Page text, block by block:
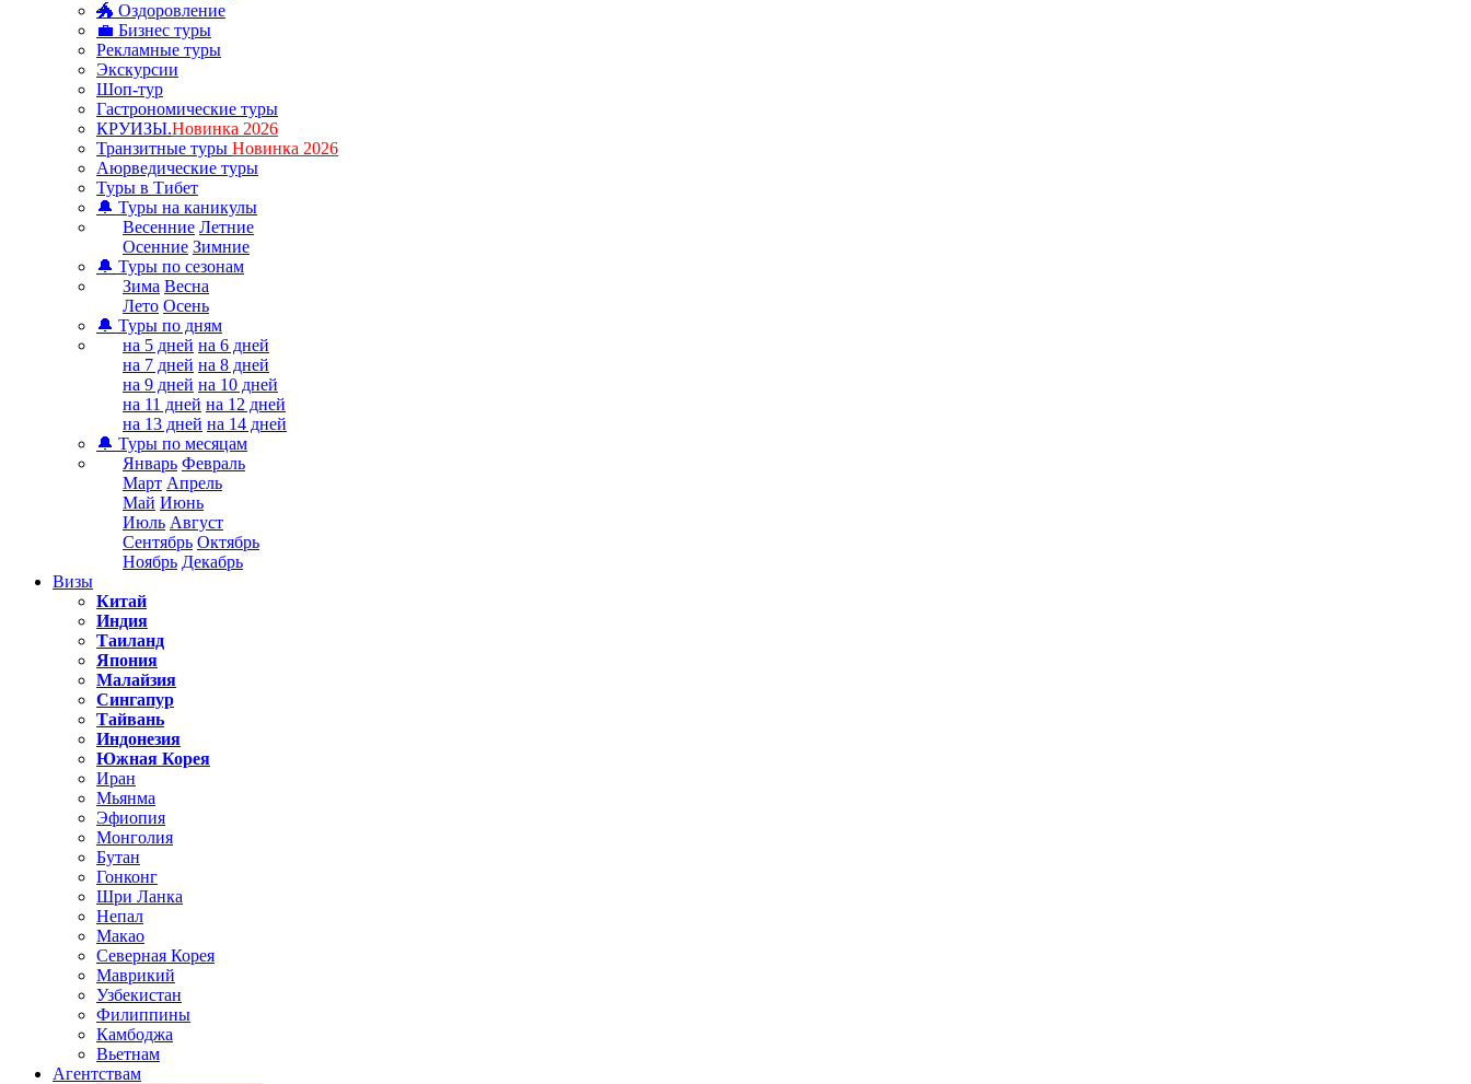
🐲 Оздоровление
💼 Бизнес туры
Рекламные туры
Экскурсии
Шоп-тур
Гастрономические туры
КРУИЗЫ.Новинка 2026
Транзитные туры Новинка 2026
Аюрведические туры
Туры в Тибет
🔔 Туры на каникулы
Весенние Летние
Осенние Зимние
🔔 Туры по сезонам
Зима Весна
Лето Осень
🔔 Туры по дням
на 5 дней на 6 дней
на 7 дней на 8 дней
на 9 дней на 10 дней
на 11 дней на 12 дней
на 13 дней на 14 дней
🔔 Туры по месяцам
Январь Февраль
Март Апрель
Май Июнь
Июль Август
Сентябрь Октябрь
Ноябрь Декабрь
Визы
Китай
Индия
Таиланд
Япония
Малайзия
Сингапур
Тайвань
Индонезия
Южная Корея
Иран
Мьянма
Эфиопия
Монголия
Бутан
Гонконг
Шри Ланка
Непал
Макао
Северная Корея
Маврикий
Узбекистан
Филиппины
Камбоджа
Вьетнам
Агентствам